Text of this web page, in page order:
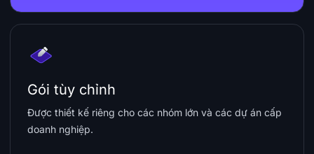
Gói tùy chỉnh
Được thiết kế riêng cho các nhóm lớn và các dự án cấp
doanh nghiệp.